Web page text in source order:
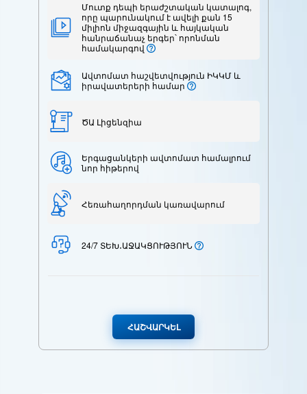
Մուտք դեպի երաժշտական ​​կատալոգ,
որը պարունակում է ավելի քան 15
միլիոն միջազգային և հայկական
հանրաճանաչ երգեր՝ որոնման
համակարգով
Ավտոմատ հաշվետվություն ԻԿԿՄ և
իրավատերերի համար
ԾԱ Լիցենզիա
Երգացանկերի ավտոմատ համալրում
նոր հիթերով
Հեռահաղորդման կառավարում
24/7 ՏԵԽ․ԱՋԱԿՑՈՒԹՅՈՒՆ
ՀԱՇՎԱՐԿԵԼ